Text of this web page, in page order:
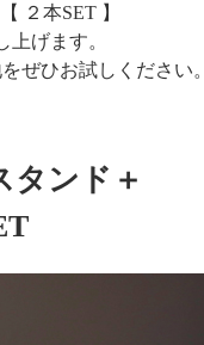
２本SET 】
上げます。
ぜひお試しください。
タンド＋